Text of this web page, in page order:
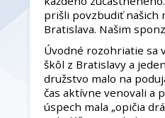
prišli povzbudiť našich
Bratislava. Našim
Úvodné rozohriatie sa
škôl z Bratislavy a
družstvo malo na
čas aktívne venovali a
úspech mala „opičia